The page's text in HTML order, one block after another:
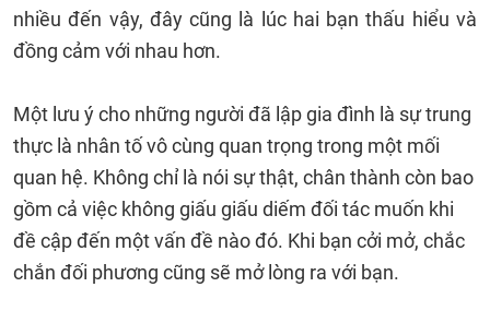
nhiều đến vậy, đây cũng là lúc hai bạn thấu hiểu và
đồng cảm với nhau hơn.
Một lưu ý cho những người đã lập gia đình là sự trung
thực là nhân tố vô cùng quan trọng trong một mối
quan hệ. Không chỉ là nói sự thật, chân thành còn bao
gồm cả việc không giấu giấu diếm đối tác muốn khi
đề cập đến một vấn đề nào đó. Khi bạn cởi mở, chắc
chắn đối phương cũng sẽ mở lòng ra với bạn.